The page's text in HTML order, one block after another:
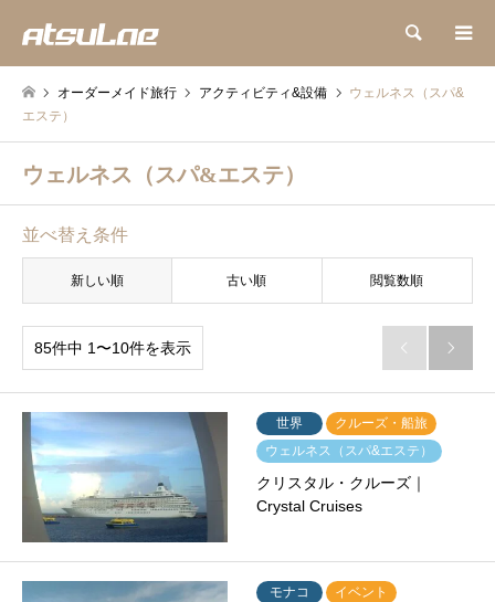
検索
オーダーメイド旅行 アクティビティ&設備
ウェルネス（スパ&
エステ）
ウェルネス（スパ&エステ）
並べ替え条件
新しい順 古い順 閲覧数順
85件中 1〜10件を表示  
世界
クルーズ・船旅
ウェルネス（スパ&エステ）
クリスタル・クルーズ｜
Crystal Cruises
モナコ
イベント